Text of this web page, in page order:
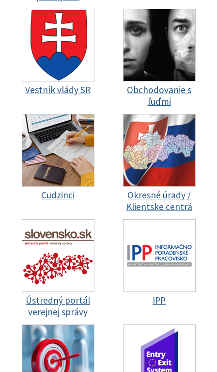
Vestník vlády SR
Obchodovanie s
ľuďmi
Cudzinci
Okresné úrady /
Klientske centrá
Ústredný portál
verejnej správy
IPP